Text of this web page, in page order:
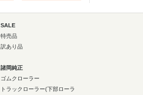
SALE
特売品
訳あり品
諸岡純正
ゴムクローラー
トラックローラー(下部ローラ